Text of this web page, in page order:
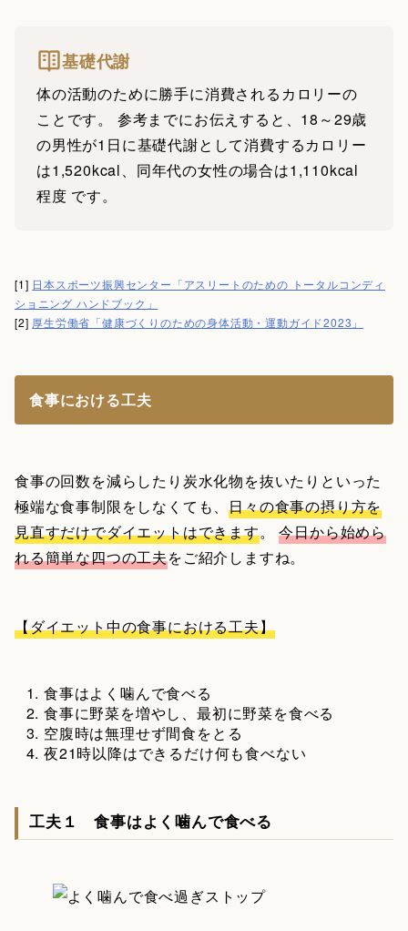
基礎代謝
体の活動のために勝手に消費されるカロリーの
ことです。 参考までにお伝えすると、18～29歳
の男性が1日に基礎代謝として消費するカロリー
は1,520kcal、同年代の女性の場合は1,110kcal
程度 です。
[1] 日本スポーツ振興センター「アスリートのための トータルコンディ
ショニング ハンドブック」
[2] 厚生労働省「健康づくりのための身体活動・運動ガイド2023」
食事における工夫
食事の回数を減らしたり炭水化物を抜いたりといった
極端な食事制限をしなくても、日々の食事の摂り方を
見直すだけでダイエットはできます。今日から始めら
れる簡単な四つの工夫をご紹介しますね。
【ダイエット中の食事における工夫】
食事はよく噛んで食べる
食事に野菜を増やし、最初に野菜を食べる
空腹時は無理せず間食をとる
夜21時以降はできるだけ何も食べない
工夫１ 食事はよく噛んで食べる